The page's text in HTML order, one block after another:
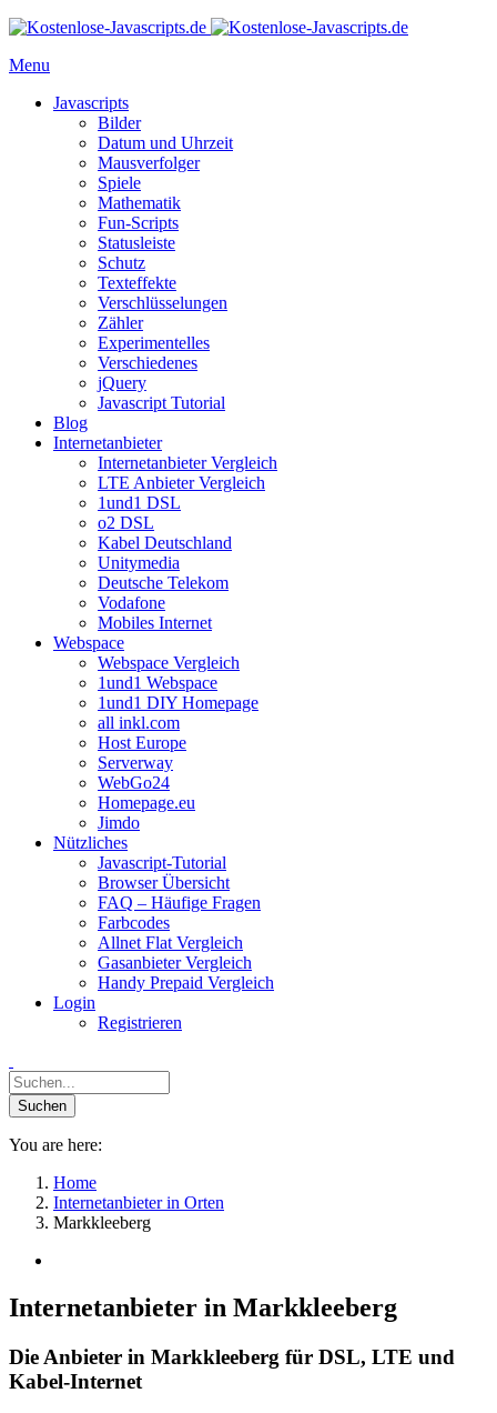
Menu
Javascripts
Bilder
Datum und Uhrzeit
Mausverfolger
Spiele
Mathematik
Fun-Scripts
Statusleiste
Schutz
Texteffekte
Verschlüsselungen
Zähler
Experimentelles
Verschiedenes
jQuery
Javascript Tutorial
Blog
Internetanbieter
Internetanbieter Vergleich
LTE Anbieter Vergleich
1und1 DSL
o2 DSL
Kabel Deutschland
Unitymedia
Deutsche Telekom
Vodafone
Mobiles Internet
Webspace
Webspace Vergleich
1und1 Webspace
1und1 DIY Homepage
all inkl.com
Host Europe
Serverway
WebGo24
Homepage.eu
Jimdo
Nützliches
Javascript-Tutorial
Browser Übersicht
FAQ – Häufige Fragen
Farbcodes
Allnet Flat Vergleich
Gasanbieter Vergleich
Handy Prepaid Vergleich
Login
Registrieren
You are here:
Home
Internetanbieter in Orten
Markkleeberg
Internetanbieter in Markkleeberg
Die Anbieter in Markkleeberg für DSL, LTE und
Kabel-Internet